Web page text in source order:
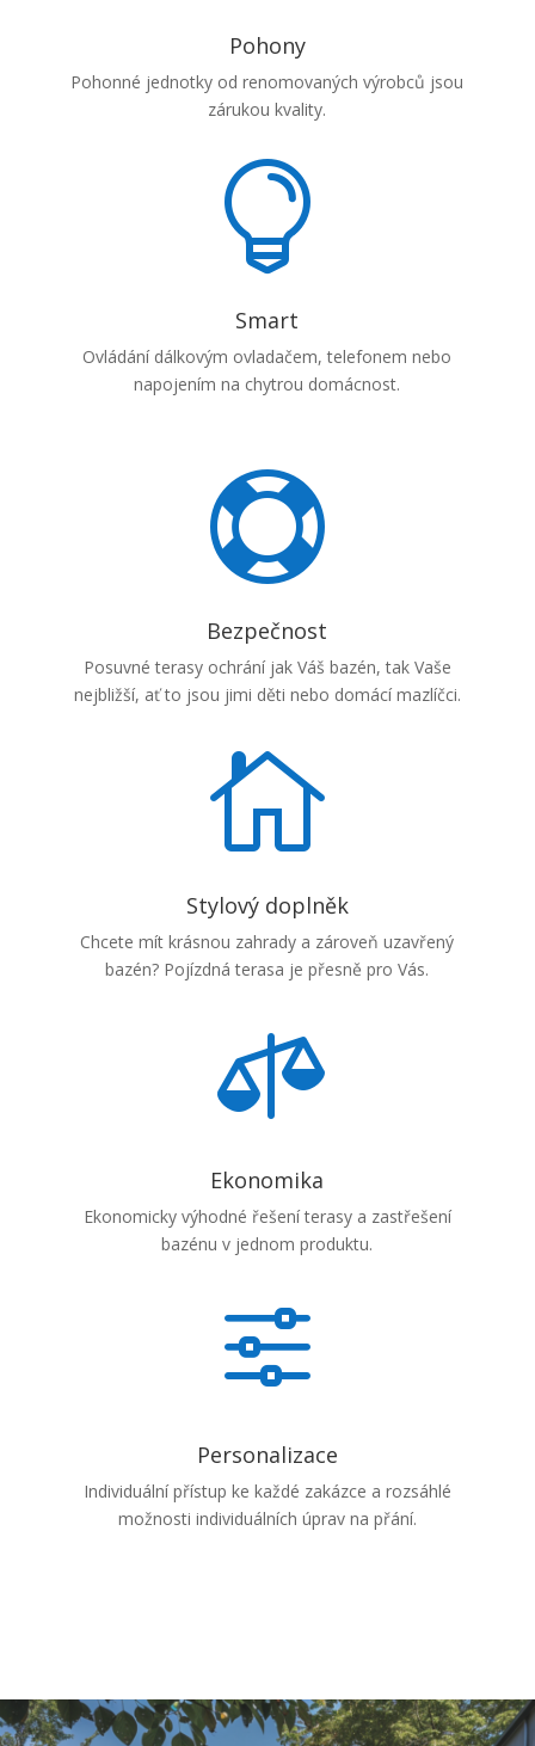
Pohony
Pohonné jednotky od renomovaných výrobců jsou
zárukou kvality.

Smart
Ovládání dálkovým ovladačem, telefonem nebo
napojením na chytrou domácnost.

Bezpečnost
Posuvné terasy ochrání jak Váš bazén, tak Vaše
nejbližší, ať to jsou jimi děti nebo domácí mazlíčci.

Stylový doplněk
Chcete mít krásnou zahrady a zároveň uzavřený
bazén? Pojízdná terasa je přesně pro Vás.

Ekonomika
Ekonomicky výhodné řešení terasy a zastřešení
bazénu v jednom produktu.
f
Personalizace
Individuální přístup ke každé zakázce a rozsáhlé
možnosti individuálních úprav na přání.